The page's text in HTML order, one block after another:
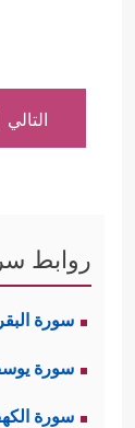
التالي
روابط
سورة
سورة
سورة